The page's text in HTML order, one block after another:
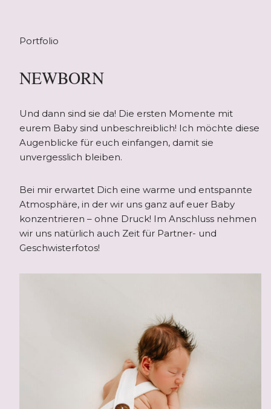
Portfolio
NEWBORN
Und dann sind sie da! Die ersten Momente mit
eurem Baby sind unbeschreiblich! Ich möchte diese
Augenblicke für euch einfangen, damit sie
unvergesslich bleiben.
Bei mir erwartet Dich eine warme und entspannte
Atmosphäre, in der wir uns ganz auf euer Baby
konzentrieren – ohne Druck! Im Anschluss nehmen
wir uns natürlich auch Zeit für Partner- und
Geschwisterfotos!